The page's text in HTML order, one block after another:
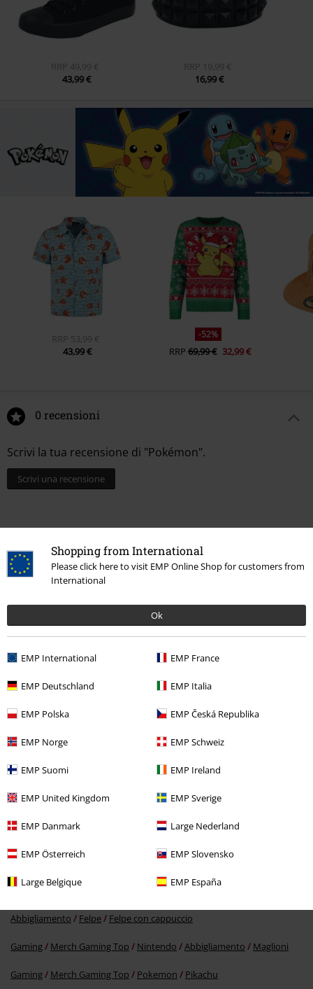
Shopping from International
Please click here to visit EMP Online Shop for customers from
International
Ok
EMP International EMP France
EMP Deutschland EMP Italia
EMP Polska EMP Česká Republika
EMP Norge EMP Schweiz
EMP Suomi EMP Ireland
EMP United Kingdom EMP Sverige
EMP Danmark Large Nederland
EMP Österreich EMP Slovensko
Large Belgique EMP España
RRP 49,99 €
43,99 €
RRP
19,99 €
16,99 €
RRP 53,99 €
43,99 €
-52%
RRP 69,99 € 32,99 €
0 recensioni
Scrivi la tua recensione di "Pokémon".
Scrivi una recensione
Ultimi articoli visualizzati
-21%
Abbigliamento Felpe con cerniera
Abbigliamento Felpe Felpe con cappuccio
Gaming Merch Gaming Top Nintendo Abbigliamento Maglioni
Gaming Merch Gaming Top Pokemon Pikachu